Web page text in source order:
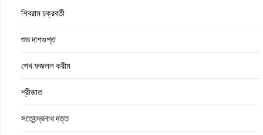
শিবরাম চক্রবর্তী
শুভ দাশগুপ্ত
শেখ ফজলল করীম
শ্রীজাত
সত্যেন্দ্রনাথ দত্ত